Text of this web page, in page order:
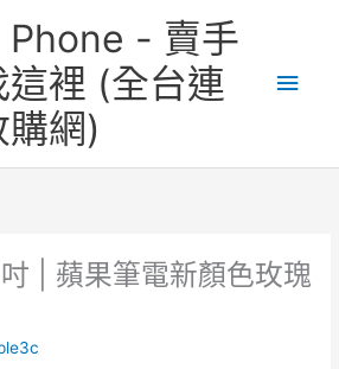
Phone - 賣手
這裡 (全台連
購網)
要
單
| 蘋果筆電新顏色玫瑰